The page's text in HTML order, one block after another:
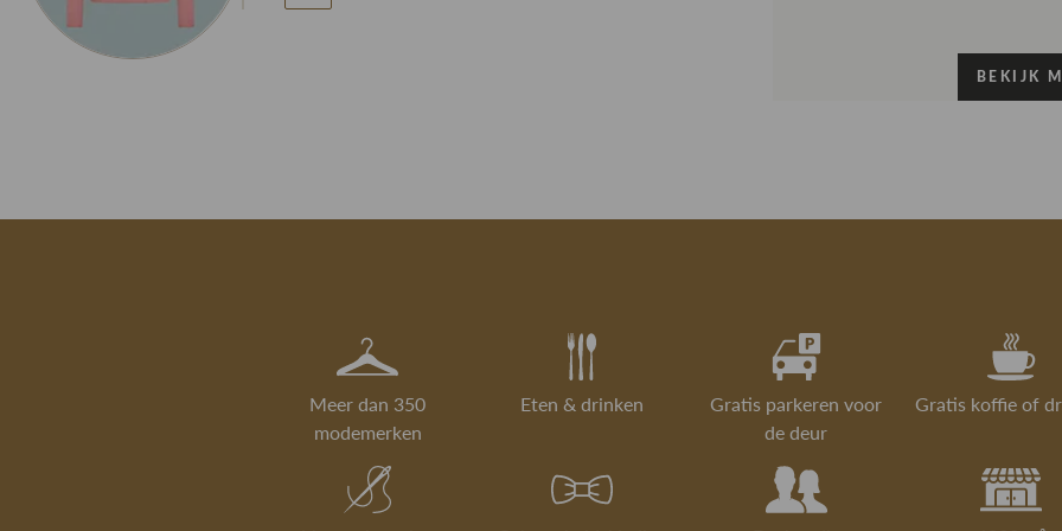
Print
welkom om
in Gorredijk.
retourneren.
BEKIJK
Meer dan 350
modemerken
Eten & drinken
Gratis parkeren voor
de deur
Gratis koffie of